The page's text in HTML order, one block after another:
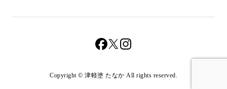
Copyright © 津軽塗 たなか All rights reserved.